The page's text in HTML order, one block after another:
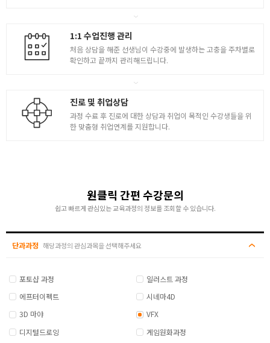
1:1 수업진행 관리
처음 상담을 해준 선생님이 수강중에 발생하는 고충을 주차별로
확인하고 끝까지 관리해드립니다.
진로 및 취업상담
과정 수료 후 진로에 대한 상담과 취업이 목적인 수강생들을 위
한 맞춤형 취업연계를 지원합니다.
원클릭 간편 수강문의
쉽고 빠르게 관심있는 교육과정의 정보를 조회할 수 있습니다.
단과과정 해당과정의 관심과목을 선택해주세요
포토샵 과정
일러스트 과정
에프터이펙트
시네마4D
3D 마야
VFX
디지털드로잉
게임원화과정